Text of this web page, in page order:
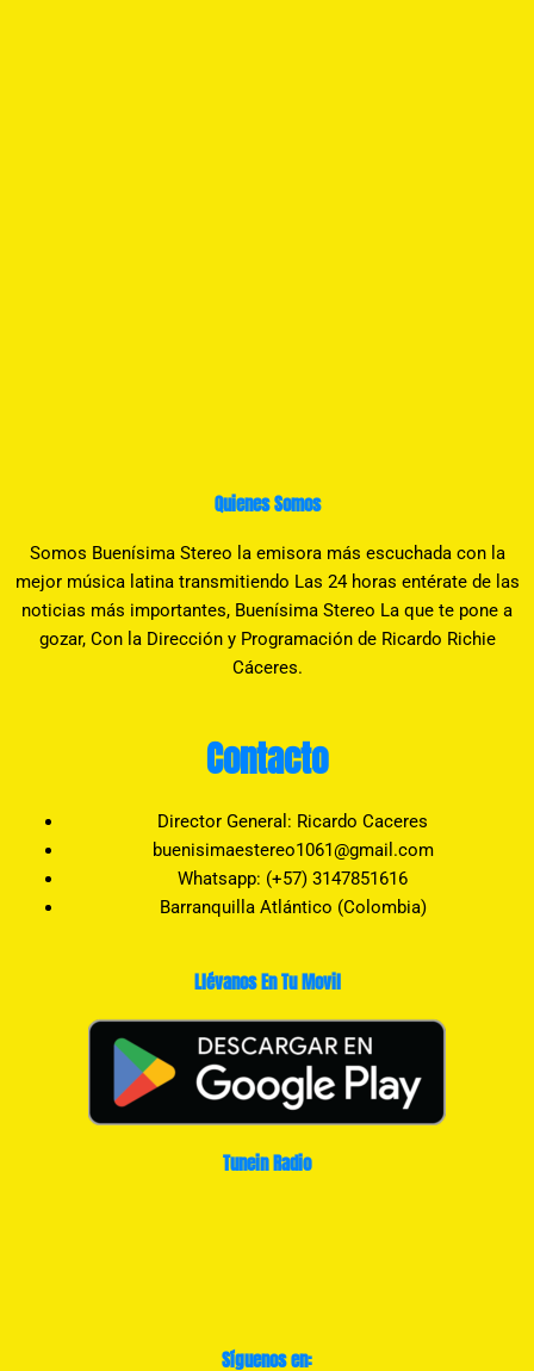
Quienes Somos
Somos Buenísima Stereo la emisora más escuchada con la
mejor música latina transmitiendo Las 24 horas entérate de las
noticias más importantes, Buenísima Stereo La que te pone a
gozar, Con la Dirección y Programación de Ricardo Richie
Cáceres.
Contacto
Director General: Ricardo Caceres
buenisimaestereo1061@gmail.com
Whatsapp: (+57) 3147851616
Barranquilla Atlántico (Colombia)
Llévanos En Tu Movil
Tunein Radio
Síguenos en: